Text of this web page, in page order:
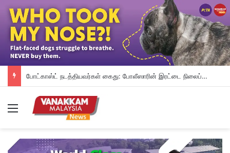
போட்காஸ்ட் நடத்தியவர்கள் கைது: போலீஸாரின் இரட்டை நிலைப்பாடு; சாடிய RSN ராயர்
Menu